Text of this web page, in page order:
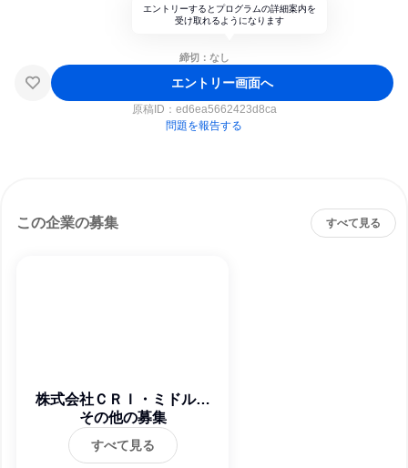
エントリーするとプログラムの詳細案内を
受け取れるようになります
締切：なし
エントリー画面へ
原稿ID： ed6ea5662423d8ca
問題を報告する
この企業の募集 すべて見る
株式会社ＣＲＩ・ミドルウ
ェア
その他の募集
すべて見る